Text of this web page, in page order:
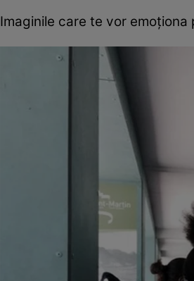
Imaginile care te vor emoţiona